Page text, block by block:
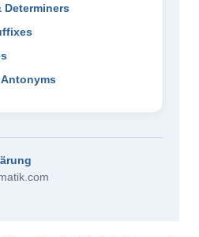
Determiners